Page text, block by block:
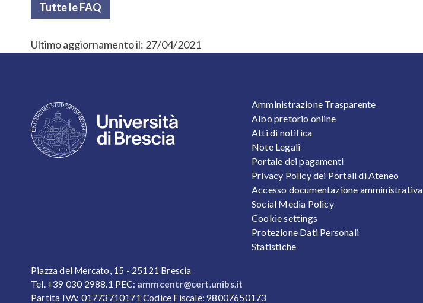
Tutte le FAQ
Ultimo aggiornamento il: 27/04/2021
FOOTER 1
Amministrazione Trasparente
Albo pretorio online
Atti di notifica
Note Legali
Portale dei pagamenti
Privacy Policy dei Portali di Ateneo
Accesso documentazione amministrativa
Social Media Policy
Cookie settings
Protezione Dati Personali
Statistiche
Piazza del Mercato, 15 - 25121 Brescia
Tel. +39 030 2988.1 PEC: ammcentr@cert.unibs.it
Partita IVA: 01773710171 Codice Fiscale: 98007650173